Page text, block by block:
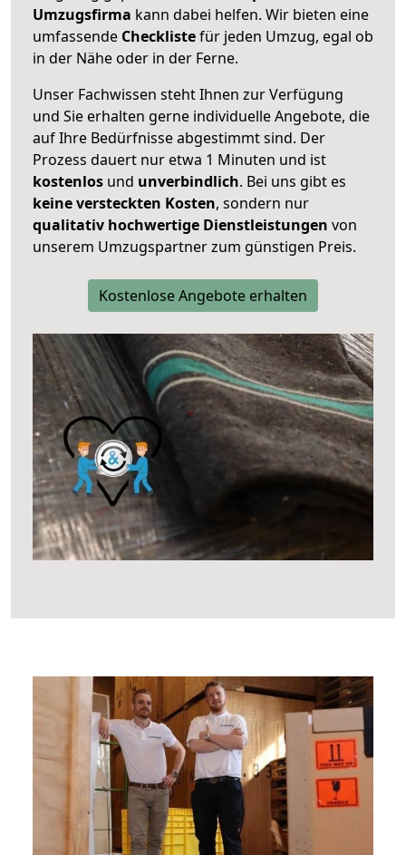
Umzugsfirma kann dabei helfen. Wir bieten eine
umfassende Checklistefür jeden Umzug, egal ob
in der Nähe oder in der Ferne.
Unser Fachwissen steht Ihnen zur Verfügung
und Sie erhalten gerne individuelle Angebote, die
auf Ihre Bedürfnisse abgestimmt sind. Der
Prozess dauert nur etwa 1 Minuten und ist
kostenlos und unverbindlich. Bei uns gibt es
keine versteckten Kosten, sondern nur
qualitativ hochwertige Dienstleistungen von
unserem Umzugspartner zum günstigen Preis.
Kostenlose Angebote erhalten